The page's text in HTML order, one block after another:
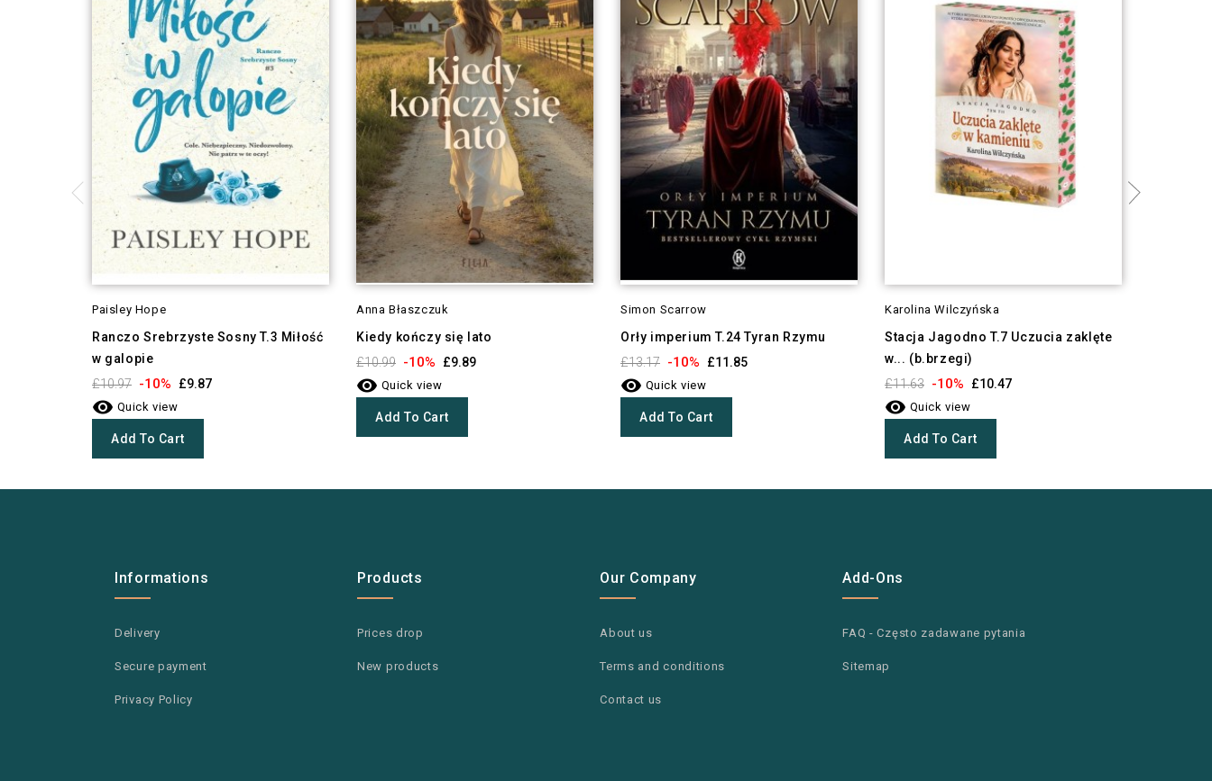
Paisley Hope
Ranczo Srebrzyste Sosny T.3 Miłość
w galopie
£10.97 -10% £9.87
 Quick view
Add To Cart
Anna Błaszczuk
Kiedy kończy się lato
£10.99 -10% £9.89
 Quick view
Add To Cart
Simon Scarrow
Orły imperium T.24 Tyran Rzymu
£13.17 -10% £11.85
 Quick view
Add To Cart
Karolina Wilczyńska
Stacja Jagodno T.7 Uczucia zaklęte
w... (b.brzegi)
£11.63 -10% £10.47
 Quick view
Add To Cart
Informations
Delivery
Secure payment
Privacy Policy
Products
Prices drop
New products
Our Company
About us
Terms and conditions
Contact us
Add-Ons
FAQ - Często zadawane pytania
Sitemap